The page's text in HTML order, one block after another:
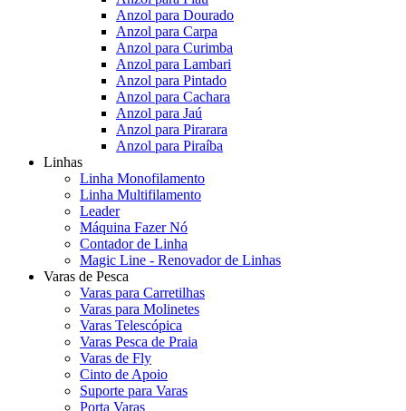
Anzol para Dourado
Anzol para Carpa
Anzol para Curimba
Anzol para Lambari
Anzol para Pintado
Anzol para Cachara
Anzol para Jaú
Anzol para Pirarara
Anzol para Piraíba
Linhas
Linha Monofilamento
Linha Multifilamento
Leader
Máquina Fazer Nó
Contador de Linha
Magic Line - Renovador de Linhas
Varas de Pesca
Varas para Carretilhas
Varas para Molinetes
Varas Telescópica
Varas Pesca de Praia
Varas de Fly
Cinto de Apoio
Suporte para Varas
Porta Varas